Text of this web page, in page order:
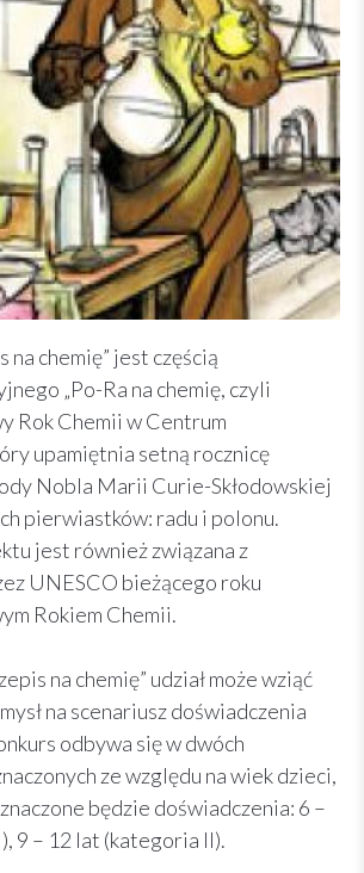
na chemię” jest częścią
„Po-Ra na chemię, czyli
Rok Chemii w Centrum
upamiętnia setną rocznicę
Nobla Marii Curie-Skłodowskiej
pierwiastków: radu i polonu.
jest również związana z
UNESCO bieżącego roku
Rokiem Chemii.
na chemię” udział może wziąć
na scenariusz doświadczenia
odbywa się w dwóch
ze względu na wiek dzieci,
będzie doświadczenia: 6 –
9 – 12 lat (kategoria II).